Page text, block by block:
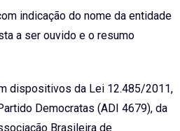
indicação do nome da entidade
a ser ouvido e o resumo
dispositivos da Lei 12.485/2011,
Democratas (ADI 4679), da
Brasileira de